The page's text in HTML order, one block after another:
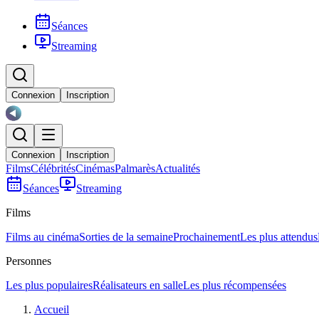
Séances
Streaming
Connexion Inscription
Connexion Inscription
FilmsCélébritésCinémasPalmarèsActualités
Séances
Streaming
Films
Films au cinémaSorties de la semaineProchainementLes plus attendus
Personnes
Les plus populairesRéalisateurs en salleLes plus récompensées
Accueil